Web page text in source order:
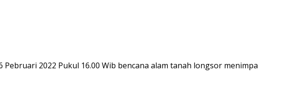
2022 Pukul 16.00 Wib bencana alam tanah longsor menimpa